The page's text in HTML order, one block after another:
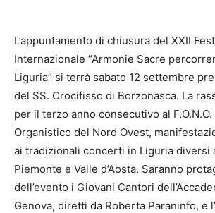
L’appuntamento di chiusura del XXII
Internazionale “Armonie Sacre
Liguria” si terrà sabato 12 settembre
del SS. Crocifisso di Borzonasca. La
per il terzo anno consecutivo al F.O.N.O.
Organistico del Nord Ovest,
ai tradizionali concerti in Liguria diversi
Piemonte e Valle d’Aosta. Saranno
dell’evento i Giovani Cantori
Genova, diretti da Roberta Paraninfo, e